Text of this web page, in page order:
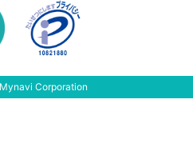
Corporation